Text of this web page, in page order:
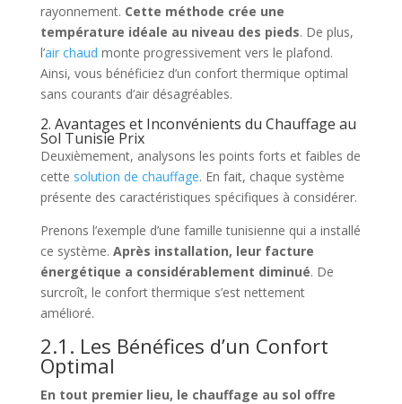
rayonnement. Cette méthode crée une
température idéale au niveau des pieds. De plus,
l’air chaud monte progressivement vers le plafond.
Ainsi, vous bénéficiez d’un confort thermique optimal
sans courants d’air désagréables.
2. Avantages et Inconvénients du Chauffage au
Sol Tunisie Prix
Deuxièmement, analysons les points forts et faibles de
cette solution de chauffage. En fait, chaque système
présente des caractéristiques spécifiques à considérer.
Prenons l’exemple d’une famille tunisienne qui a installé
ce système. Après installation, leur facture
énergétique a considérablement diminué. De
surcroît, le confort thermique s’est nettement
amélioré.
2.1. Les Bénéfices d’un Confort
Optimal
En tout premier lieu, le chauffage au sol offre